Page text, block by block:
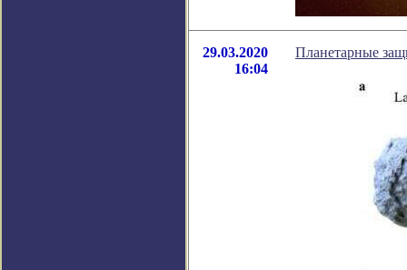
29.03.2020
16:04
Планетарные